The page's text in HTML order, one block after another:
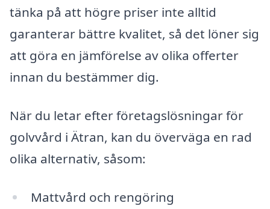
tänka på att högre priser inte alltid
garanterar bättre kvalitet, så det löner sig
att göra en jämförelse av olika offerter
innan du bestämmer dig.
När du letar efter företagslösningar för
golvvård i Ätran, kan du överväga en rad
olika alternativ, såsom:
Mattvård och rengöring